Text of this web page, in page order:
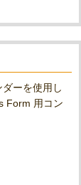
ーを使用し
Form 用コン